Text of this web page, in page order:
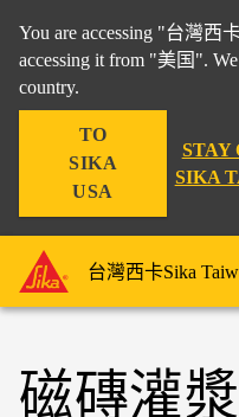
You are accessing "台灣西
accessing it from "美国".
country.
TO
SIKA
USA
STAY
SIKA
台灣西卡Sika
磁磚灌